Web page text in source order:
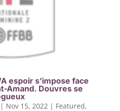
espoir s’impose face
Amand. Douvres se
| Nov 15, 2022 | Featured,